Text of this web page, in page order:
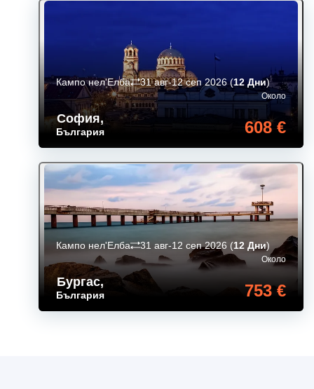
София,
България
Около
608 €
Кампо нел'Елба 31 авг-12 сеп 2026(12 Дни)
Бургас,
България
Около
753 €
Кампо нел'Елба 31 авг-12 сеп 2026 (12 Дни)